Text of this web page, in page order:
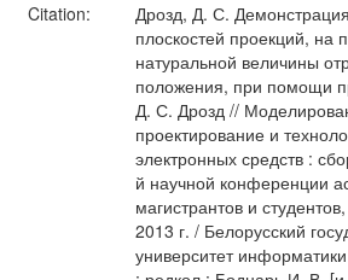
Citation:
Дрозд, Д. С.
плоскостей проекций, на
натуральной величины
положения, при помощи
Д. С. Дрозд //
проектирование и
электронных средств :
й научной конференции
магистрантов и
2013 г. / Белорусский
университет